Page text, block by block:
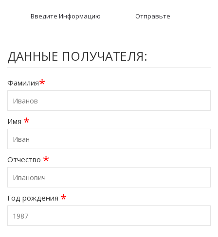
Введите Информацию Отправьте
ДАННЫЕ ПОЛУЧАТЕЛЯ:
Фамилия*
Имя *
Отчество *
Год рождения *